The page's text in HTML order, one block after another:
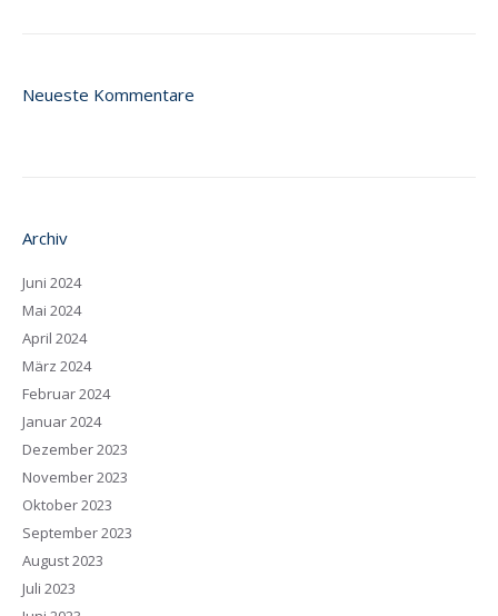
Neueste Kommentare
Archiv
Juni 2024
Mai 2024
April 2024
März 2024
Februar 2024
Januar 2024
Dezember 2023
November 2023
Oktober 2023
September 2023
August 2023
Juli 2023